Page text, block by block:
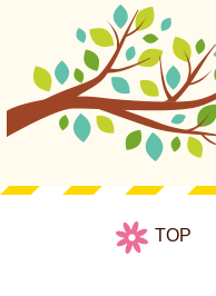
TOP